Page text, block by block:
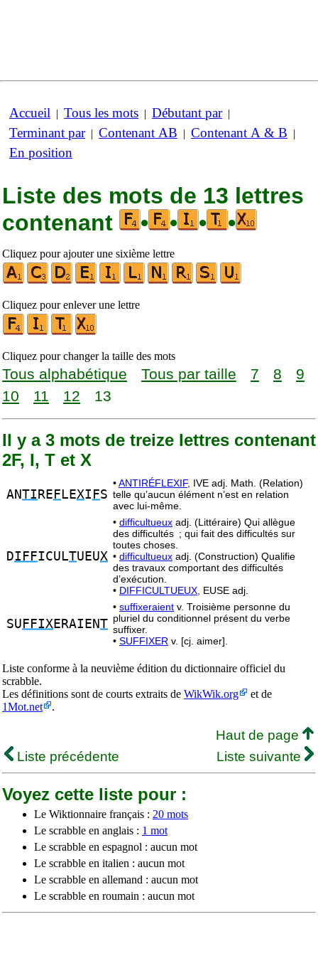
Accueil | Tous les mots | Débutant par|
Terminant par| Contenant AB | Contenant A & B |
En position
Liste des mots de 13 lettres
contenant
• • • •
Cliquez pour ajouter une sixième lettre
Cliquez pour enlever une lettre
Cliquez pour changer la taille des mots
Tous alphabétique Tous par taille 7 8
9
10
11 12 13
Il y a 3 mots de treize lettres contenant
2F, I, T et X
ANTI RE F LEXI FS
•ANTIRÉFLEXIF, IVE adj. Math. (Relation)
telle qu’aucun élément n’est en relation
avec lui-même.
DIFFICULTUEUX
• difficultueux adj. (Littéraire) Qui allègue
des difficultés ; qui fait des difficultés sur
toutes choses.
• difficultueux adj. (Construction) Qualifie
des travaux comportant des difficultés
d’exécution.
• DIFFICULTUEUX, EUSE adj.
SU FFIXERAIENT
• suffixeraient v. Troisième personne du
pluriel du conditionnel présent du verbe
suffixer.
• SUFFIXER v. [cj. aimer].
Liste conforme à la neuvième édition du dictionnaire officiel du
scrabble.
Les définitions sont de courts extraits de WikWik.org
et de
1Mot.net
.
Haut de page
Liste précédente
Liste suivante
Voyez cette liste pour :
Le Wiktionnaire français : 20 mots
Le scrabble en anglais : 1 mot
Le scrabble en espagnol : aucun mot
Le scrabble en italien : aucun mot
Le scrabble en allemand : aucun mot
Le scrabble en roumain : aucun mot